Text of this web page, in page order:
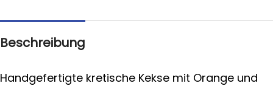
Beschreibung
Handgefertigte kretische Kekse mit Orange und